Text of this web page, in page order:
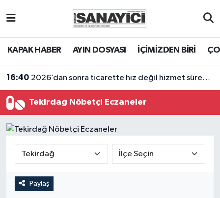
KAPAK HABER AYIN DOSYASI İÇİMİZDEN BİRİ
16:40 2026’dan sonra ticarette hız değil hizmet sürekliliği öne çıkacak
Tekirdağ Nöbetçi Eczaneler
Paylaş
Tekirdağ Nöbetçi Eczaneler
Tüm Manşetler
Son Dakika Haberleri